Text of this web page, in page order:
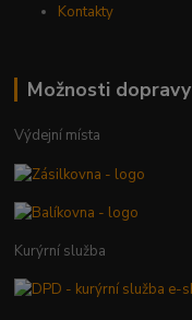
Kontakty
Možnosti dopravy
Výdejní místa
Kurýrní služba